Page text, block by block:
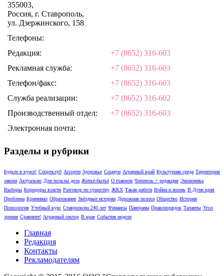
355003,
Россия, г. Ставрополь,
ул. Дзержинского, 158
Телефоны:
Редакция:
+7 (8652) 316-603
Рекламная служба:
+7 (8652) 316-603
Телефон/факс:
+7 (8652) 316-603
Служба реализации:
+7 (8652) 316-602
Производственный отдел:
+7 (8652) 316-603
Электронная почта:
Разделы и рубрики
Будьте в курсе! Спортклуб Ассорти Здоровье Социум Аграрный край Культурная среда Территория
закона Актуально Для пользы дела Житьё-бытьё О главном Читатель + редакция Экономика
Выборы Коридоры власти Разговор по существу ЖКХ Такая работа Война и жизнь В Думе края
Проблема Криминал Образование Звёздные истории Дорожная полоса Общество История
Психология Учебный курс Ставрополю 240 лет Финансы Панорама Правопорядок Таланты Угол
зрения Сравните! Аграрный сектор В крае События недели
Главная
Редакция
Контакты
Рекламодателям